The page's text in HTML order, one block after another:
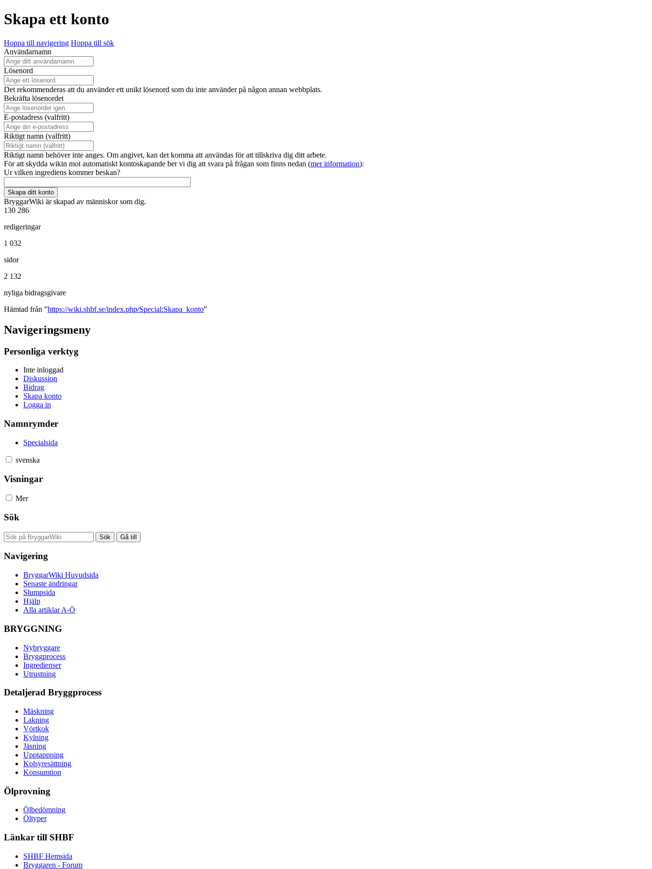
Skapa ett konto
Hoppa till navigering Hoppa till sök
Användarnamn
Lösenord
Det rekommenderas att du använder ett unikt lösenord som du inte använder på någon annan webbplats.
Bekräfta lösenordet
E-postadress (valfritt)
Riktigt namn (valfritt)
Riktigt namn behöver inte anges. Om angivet, kan det komma att användas för att tillskriva dig ditt arbete.
För att skydda wikin mot automatiskt kontoskapande ber vi dig att svara på frågan som finns nedan (mer information):
Ur vilken ingrediens kommer beskan?
Skapa ditt konto
BryggarWiki är skapad av människor som dig.
130 286
redigeringar
1 032
sidor
2 132
nyliga bidragsgivare
Hämtad från ”https://wiki.shbf.se/index.php/Special:Skapa_konto”
Navigeringsmeny
Personliga verktyg
Inte inloggad
Diskussion
Bidrag
Skapa konto
Logga in
Namnrymder
Specialsida
svenska
Visningar
Mer
Sök
Navigering
BryggarWiki Huvudsida
Senaste ändringar
Slumpsida
Hjälp
Alla artiklar A-Ö
BRYGGNING
Nybryggare
Bryggprocess
Ingredienser
Utrustning
Detaljerad Bryggprocess
Mäskning
Lakning
Vörtkok
Kylning
Jäsning
Upptappning
Kolsyresättning
Konsumtion
Ölprovning
Ölbedömning
Öltyper
Länkar till SHBF
SHBF Hemsida
Bryggaren - Forum